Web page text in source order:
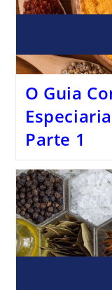
O Guia
Parte 1